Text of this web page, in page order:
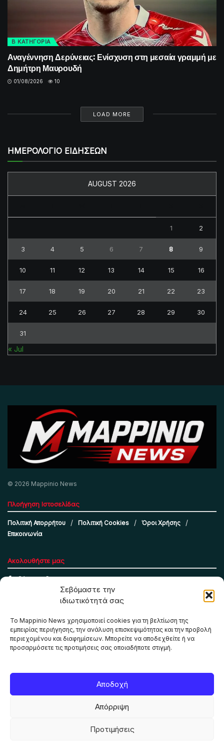
Σεβόμαστε την
ιδιωτικότητά σας
Το Mappinio News χρησιμοποιεί cookies για τη βελτίωση της
εμπειρίας περιήγησης, την ανάλυση επισκεψιμότητας και την προβολή
περιεχομένου και διαφημίσεων. Μπορείτε να αποδεχθείτε ή να
προσαρμόσετε τις προτιμήσεις σας οποιαδήποτε στιγμή.
Αποδοχή
Απόρριψη
Προτιμήσεις
Β ΚΑΤΗΓΟΡΙΑ
Αναγέννηση Δερύνειας: Ενίσχυση στη μεσαία γραμμή με
Δημήτρη Μαυρουδή
01/08/2026 10
LOAD MORE
ΗΜΕΡΟΛΟΓΙΟ ΕΙΔΗΣΕΩΝ
AUGUST 2026
1 2
3 4 5 6 7 8 9
10 11 12 13 14 15 16
17 18 19 20 21 22 23
24 25 26 27 28 29 30
31
« Jul
© 2026 Mappinio News
Πλοήγηση Ιστοσελίδας
Πολιτική Απορρήτου Πολιτική Cookies
Όροι Χρήσης
Επικοινωνία
Ακολουθήστε μας
Το Mappinio.net χρησιμοποιεί cookies για τη σωστή
λειτουργία της ιστοσελίδας, την ανάλυση επισκεψιμότητας
και την προβολή εξατομικευμένου περιεχομένου. Πατώντας
αλλάξετε τις προτιμήσεις σας οποιαδήποτε στιγμή.